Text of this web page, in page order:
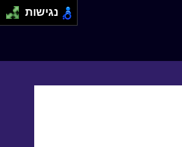
נגישות